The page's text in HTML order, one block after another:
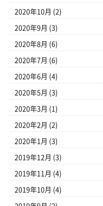
2020年10月 (2)
2020年9月 (3)
2020年8月 (6)
2020年7月 (6)
2020年6月 (4)
2020年5月 (3)
2020年3月 (1)
2020年2月 (2)
2020年1月 (3)
2019年12月 (3)
2019年11月 (4)
2019年10月 (4)